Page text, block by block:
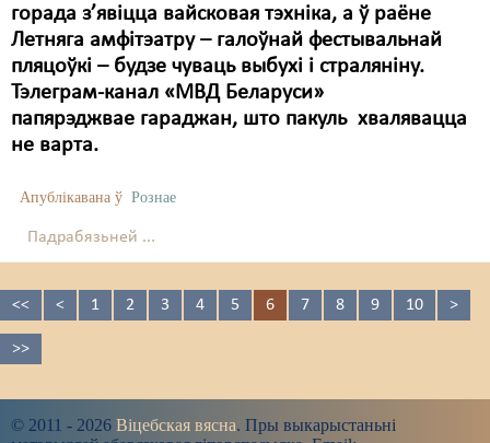
горада з’явіцца вайсковая тэхніка, а ў раёне
Летняга амфітэатру – галоўнай фестывальнай
пляцоўкі – будзе чуваць выбухі і страляніну.
Тэлеграм-канал «МВД Беларуси»
папярэджвае гараджан, што пакуль хвалявацца
не варта.
Апублікавана ў Рознае
Падрабязьней ...
<< < 1 2 3 4 5 6 7 8 9 10 >
>>
© 2011 - 2026 Віцебская вясна. Пры выкарыстаньні